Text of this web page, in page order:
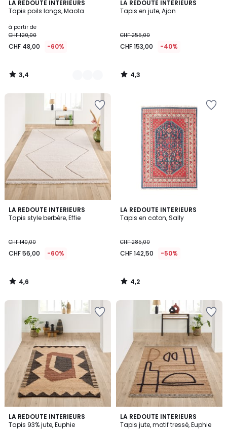
LA REDOUTE INTERIEURS
Tapis poils longs, Maota
à partir de
CHF 120,00
CHF 48,00 -60%
3,4
/ 5
2
Couleurs
3,4
/
LA REDOUTE INTERIEURS
Tapis en jute, Ajan
CHF 255,00
CHF 153,00 -40%
4,3
/ 5
4,3
/
LA REDOUTE INTERIEURS
Tapis style berbère, Effie
CHF 140,00
CHF 56,00 -60%
4,6
/ 5
4,6
/
LA REDOUTE INTERIEURS
Tapis en coton, Sally
CHF 285,00
CHF 142,50 -50%
4,2
/ 5
4,2
/
LA REDOUTE INTERIEURS
Tapis 93% jute, Euphie
4,5
/ 5
LA REDOUTE INTERIEURS
Tapis jute, motif tressé, Euphie
4
/